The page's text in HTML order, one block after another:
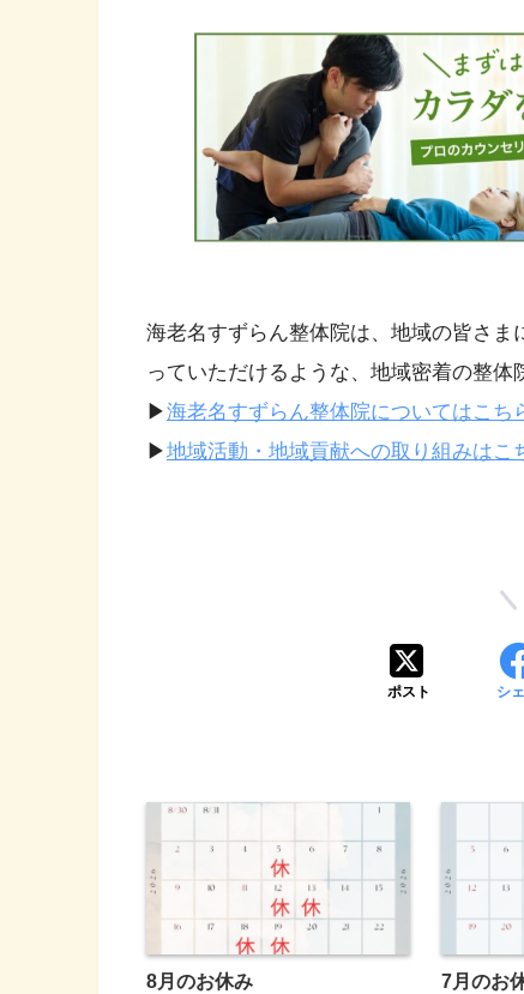
海老名すずらん整体院は、地域の皆さ
っていただけるような、地域密着の整体
▶海老名すずらん整体院についてはこち
▶地域活動・地域貢献への取り組みはこ
ポスト シ
8月のお休み 7月のお